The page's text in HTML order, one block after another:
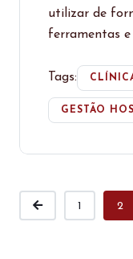
utilizar de
ferramentas e
Tags:
GESTÃO
1 2